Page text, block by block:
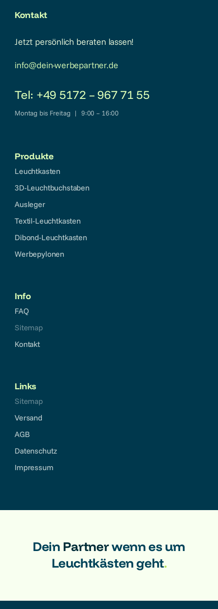
3D-Leuchtbuchstaben
Montage
Kontakt
Impressum
Kontakt
Jetzt persönlich beraten lassen!
info@dein-werbepartner.de
Tel: +49 5172 – 967 71 55
Montag bis Freitag | 9:00 – 16:00
Produkte
Leuchtkasten
3D-Leuchtbuchstaben
Ausleger
Textil-Leuchtkasten
Dibond-Leuchtkasten
Werbepylonen
Info
FAQ
Sitemap
Kontakt
Links
Sitemap
Versand
AGB
Datenschutz
Impressum
Dein Partnerwenn es um
Leuchtkästen geht.